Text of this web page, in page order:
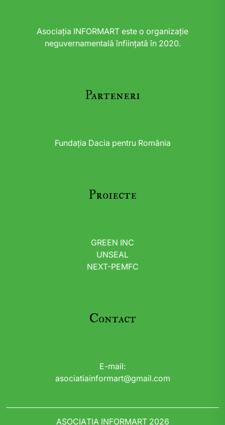
Asociația INFORMART este o organizație
neguvernamentală înființată în 2020.
Parteneri
Fundația Dacia pentru România
Proiecte
GREEN INC
UNSEAL
NEXT-PEMFC
Contact
E-mail:
asociatiainformart@gmail.com
ASOCIAȚIA INFORMART 2026